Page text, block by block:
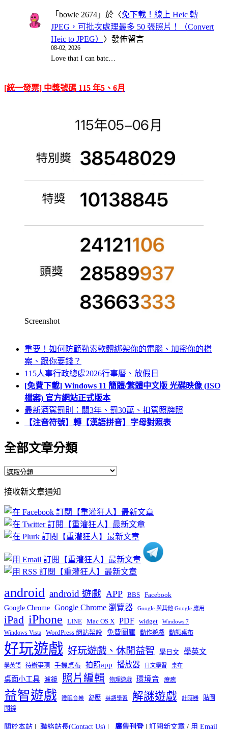
「 bowie 2674 」於〈免下載！線上 Heic 轉
JPEG，可批次處理最多 50 張照片！（Convert
Heic to JPEG） 〉發佈留言
08-02, 2026
Love that I can batc…
[統一發票] 中獎號碼 115 年5、6月
Screenshot
重要！如何防範勒索軟體綁架你的電腦、加密你的檔
案、跟你要錢？
115人事行政總處2026行事曆、放假日
[免費下載] Windows 11 簡體/繁體中文版 光碟映像 (ISO
檔案) 官方網站正式版本
最新酒駕罰則：關3年、罰30萬、扣駕照牌照
【注音符號】轉【漢語拼音】字母對照表
全部文章分類
全
文
章
分
類
接收新文章通知
android android 遊戲 APP BBS Facebook
Google Chrome Google Chrome 瀏覽器 Google 與其他 Google 應用
iPad iPhone LINE Mac OS X PDF widget Windows 7
Windows Vista WordPress 網站架設 免費圖庫 動作遊戲 動態桌布
好玩遊戲 好玩遊戲、休閒益智 學日文 學英文
學英語 待辦事項 手機桌布 拍照app 播放器 日文學習 桌布
桌面小工具 濾鏡 照片編輯 物理遊戲 環境音 療癒
益智遊戲 睡眠音樂 舒壓 英語學習 解謎遊戲 計時器
貼圖
鬧鐘
關於本站 | 聯絡站長(Contact Us) | 廣告刊登| 訂閱新文章 / 用 Email